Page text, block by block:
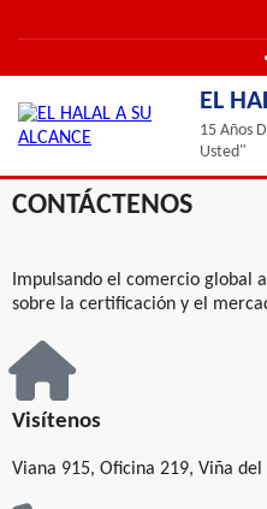
EL
15 Años
Usted"
CONTÁCTENOS
Impulsando el comercio global
sobre la certificación y el
Visítenos
Viana 915, Oficina 219, Viña